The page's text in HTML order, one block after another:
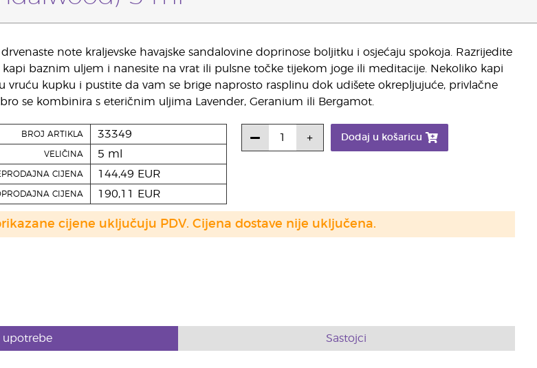
drvenaste note kraljevske havajske sandalovine doprinose boljitku i osjećaju spokoja. Razrijedite
kapi baznim uljem i nanesite na vrat ili pulsne točke tijekom joge ili meditacije. Nekoliko kapi
vruću kupku i pustite da vam se brige naprosto rasplinu dok udišete okrepljujuće, privlačne
se kombinira s eteričnim uljima Lavender, Geranium ili Bergamot.
BROJ ARTIKLA 33349
VELIČINA 5 ml
CIJENA 144,49 EUR
CIJENA 190,11 EUR
Dodaj u košaricu
cijene uključuju PDV. Cijena dostave nije uključena.
upotrebe Sastojci